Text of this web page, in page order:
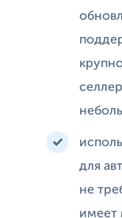
для
не
имеет